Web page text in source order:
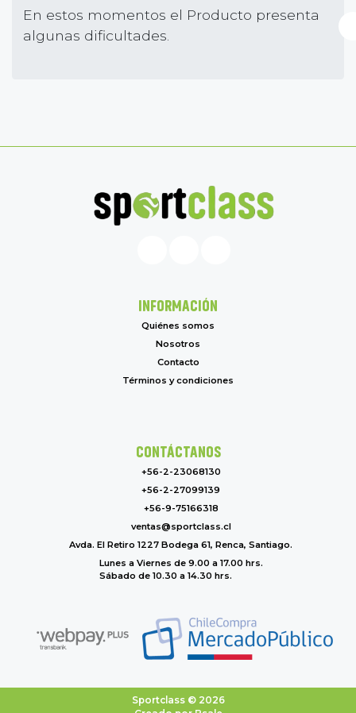
En estos momentos el Producto presenta
algunas dificultades.
INFORMACIÓN
Quiénes somos
Nosotros
Contacto
Términos y condiciones
CONTÁCTANOS
+56-2-23068130
+56-2-27099139
+56-9-75166318
ventas@sportclass.cl
Avda. El Retiro 1227 Bodega 61, Renca, Santiago.
Lunes a Viernes de 9.00 a 17.00 hrs.
Sábado de 10.30 a 14.30 hrs.
Sportclass © 2026